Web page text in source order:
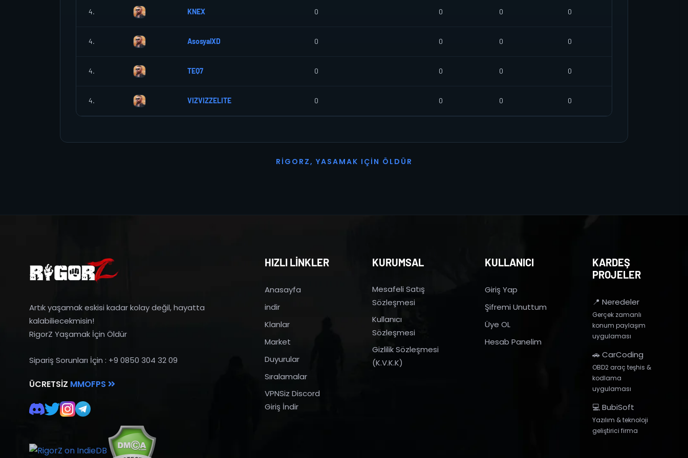
4. KNEX 0 0 0 0
4. AsosyalXD 0 0 0 0
4. TEQ7 0 0 0 0
4. VIZVIZZELITE 0 0 0 0
R I G O R Z, YASAMAK I ÇI N Ö L D Ü R
Artık yaşamak eskisi kadar kolay değil, hayatta
kalabiliecekmisin!
RigorZ Yaşamak İçin Öldür
Sipariş Sorunları İçin : +9 0850 304 32 09
ÜCRETSIZ MMOFPS
HIZLI LİNKLER
Anasayfa
indir
Klanlar
Market
Duyurular
Sıralamalar
VPNSiz Discord
Giriş İndir
KURUMSAL
Mesafeli Satış
Sözleşmesi
Kullanıcı
Sözleşmesi
Gizlilik Sözleşmesi
(K.V.K.K)
KULLANICI
Giriş Yap
Şifremi Unuttum
Üye OL
Hesab Panelim
KARDEŞ
PROJELER
📍 Neredeler
Gerçek zamanlı
konum paylaşım
uygulaması
🚗 CarCoding
OBD2 araç teşhis &
kodlama
uygulaması
💻 BubiSoft
Yazılım & teknoloji
geliştirici firma